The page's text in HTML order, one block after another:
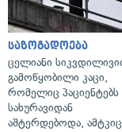
საზოგადოება
ცელიანი
გამოწყობილი კაცი,
რომელიც პაციენტებს
სახურავიდან
აშტერდებოდა,